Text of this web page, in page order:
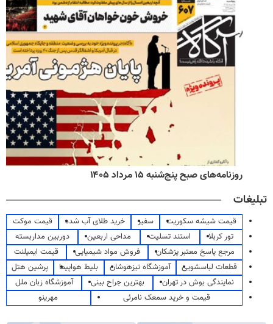
روزنامه‌های صبح پنج‌شنبه ۱۵ مرداد ۱۴۰۵
تبلیغات
قیمت شیشه سکوریت سفیر خرید طلای آب شده
قیمت موکت
تور کربلا
استند تسلیت مداحی اربعین
دوربین مداربسته
مرجع پاسخ معتبر پزشکان
فروش مواد شیمیایی
قیمت ایمپلنت
قطعات لباسشویی
آموزشگاه تیزهوشان بلیط هواپیما
پرشین هتل
نمایندگی بوش در تهران
بهترین جراح بینی
آموزشگاه زبان ملل
قیمت و خرید سمعک نامرئی
مهرینو